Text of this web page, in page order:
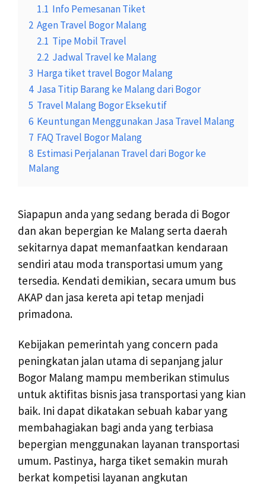
1.1 Info Pemesanan Tiket
2 Agen Travel Bogor Malang
2.1 Tipe Mobil Travel
2.2 Jadwal Travel ke Malang
3 Harga tiket travel Bogor Malang
4 Jasa Titip Barang ke Malang dari Bogor
5 Travel Malang Bogor Eksekutif
6 Keuntungan Menggunakan Jasa Travel Malang
7 FAQ Travel Bogor Malang
8 Estimasi Perjalanan Travel dari Bogor ke
Malang
Siapapun anda yang sedang berada di Bogor
dan akan bepergian ke Malang serta daerah
sekitarnya dapat memanfaatkan kendaraan
sendiri atau moda transportasi umum yang
tersedia. Kendati demikian, secara umum bus
AKAP dan jasa kereta api tetap menjadi
primadona.
Kebijakan pemerintah yang concern pada
peningkatan jalan utama di sepanjang jalur
Bogor Malang mampu memberikan stimulus
untuk aktifitas bisnis jasa transportasi yang kian
baik. Ini dapat dikatakan sebuah kabar yang
membahagiakan bagi anda yang terbiasa
bepergian menggunakan layanan transportasi
umum. Pastinya, harga tiket semakin murah
berkat kompetisi layanan angkutan